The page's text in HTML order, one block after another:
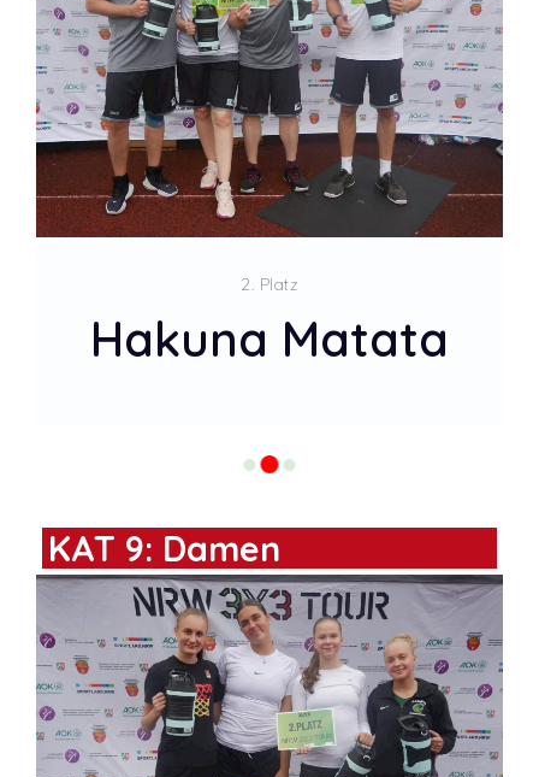
Hakuna Matata
2. Platz
KAT 9: Damen